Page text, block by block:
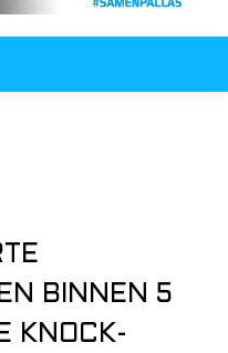
BINNEN 5
KNOCK-